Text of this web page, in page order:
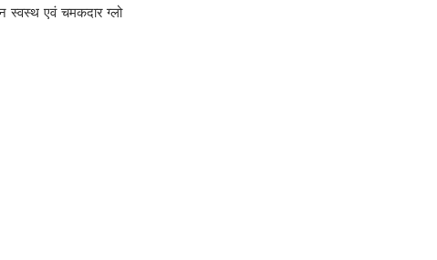
स्वस्थ एवं चमकदार ग्लो